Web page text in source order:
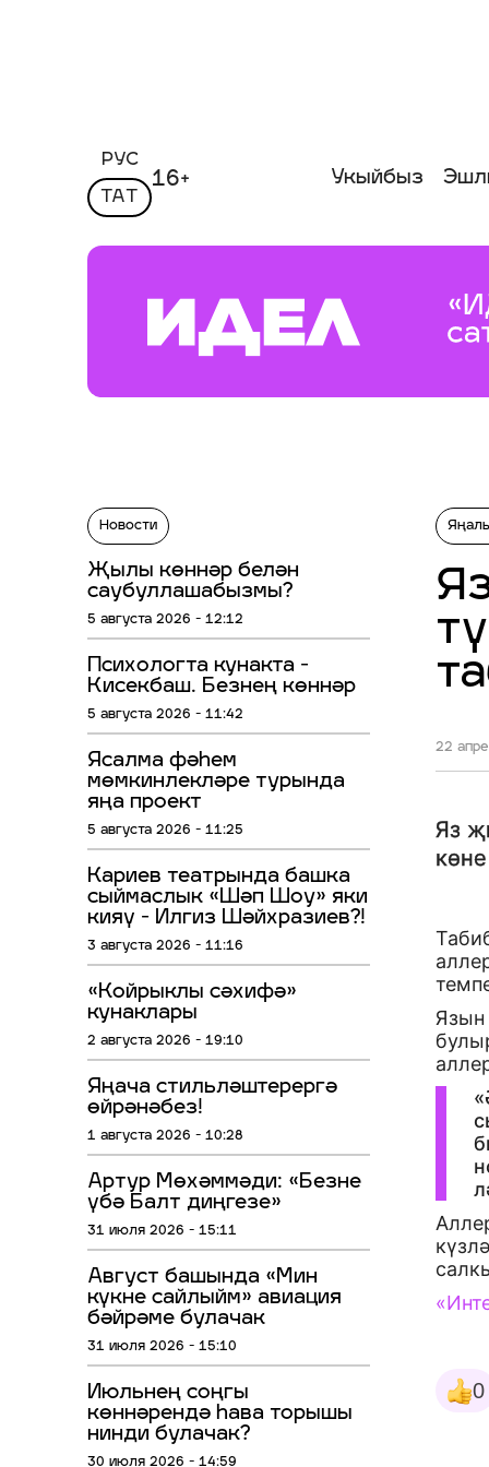
РУС
ТАТ
16+ Укыйбыз
Новости
Җылы көннәр белән
саубуллашабызмы?
5 августа 2026 - 12:12
Психологта кунакта -
Кисекбаш. Безнең көннәр
5 августа 2026 - 11:42
Ясалма фәһем
мөмкинлекләре турында
яңа проект
5 августа 2026 - 11:25
Кариев театрында башка
сыймаслык «Шәп Шоу» яки
кияү - Илгиз Шәйхразиев?!
3 августа 2026 - 11:16
«Койрыклы сәхифә»
кунаклары
2 августа 2026 - 19:10
Яңача стильләштерергә
өйрәнәбез!
1 августа 2026 - 10:28
Артур Мөхәммәди: «Безне
үбә Балт диңгезе»
31 июля 2026 - 15:11
Август башында «Мин
күкне сайлыйм» авиация
бәйрәме булачак
31 июля 2026 - 15:10
Июльнең соңгы
көннәрендә һава торышы
нинди булачак?
30 июля 2026 - 14:59
22
Яз
Язын
0